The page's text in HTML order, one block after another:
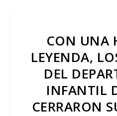
CON UNA
LEYENDA,
DEL
INFANTIL
CERRARON